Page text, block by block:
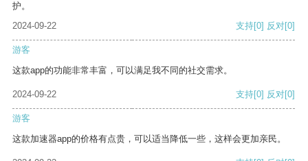
护。
2024-09-22
支持[0] 反对[0]
游客
这款app的功能非常丰富，可以满足我不同的社交需求。
2024-09-22 支持[0] 反对[0]
游客
这款加速器app的价格有点贵，可以适当降低一些，这样会更加亲民。